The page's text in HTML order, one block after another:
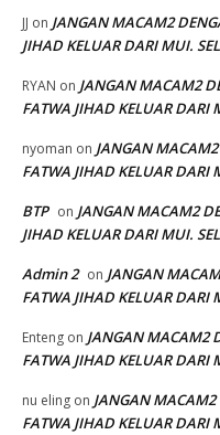
JJ on JANGAN MACAM2
JIHAD KELUAR DARI MUI.
RYAN on JANGAN MACAM2
FATWA JIHAD KELUAR DARI
nyoman on JANGAN
FATWA JIHAD KELUAR DARI
BTP on JANGAN MACAM2
JIHAD KELUAR DARI MUI.
Admin 2 on JANGAN
FATWA JIHAD KELUAR DARI
Enteng on JANGAN MACAM2
FATWA JIHAD KELUAR DARI
nu eling on JANGAN
FATWA JIHAD KELUAR DARI